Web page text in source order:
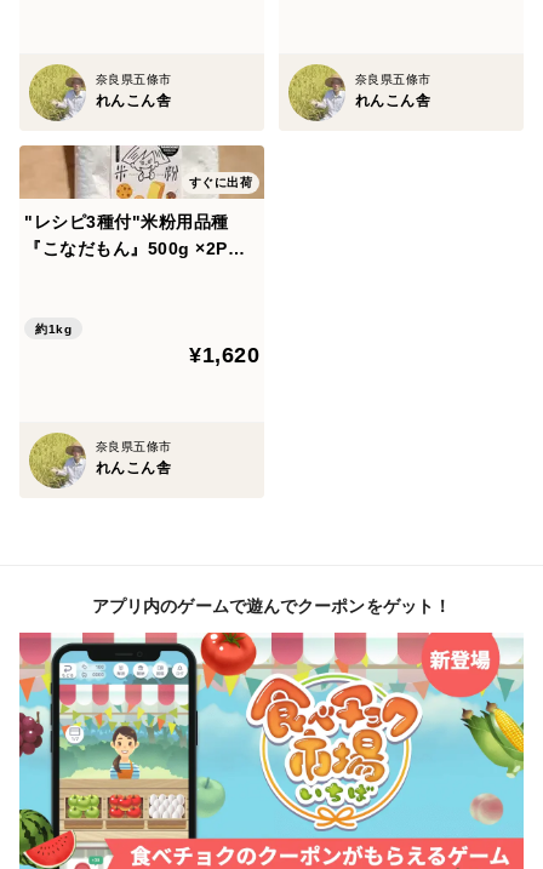
奈良県五條市
れんこん舎
奈良県五條市
れんこん舎
すぐに出荷
"レシピ3種付"米粉用品種
『こなだもん』500g ×2P
約1kg
¥1,620
奈良県五條市
れんこん舎
アプリ内のゲームで遊んでクーポンをゲット！